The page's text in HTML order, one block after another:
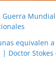
Guerra
equivalen
Doctor Stokes